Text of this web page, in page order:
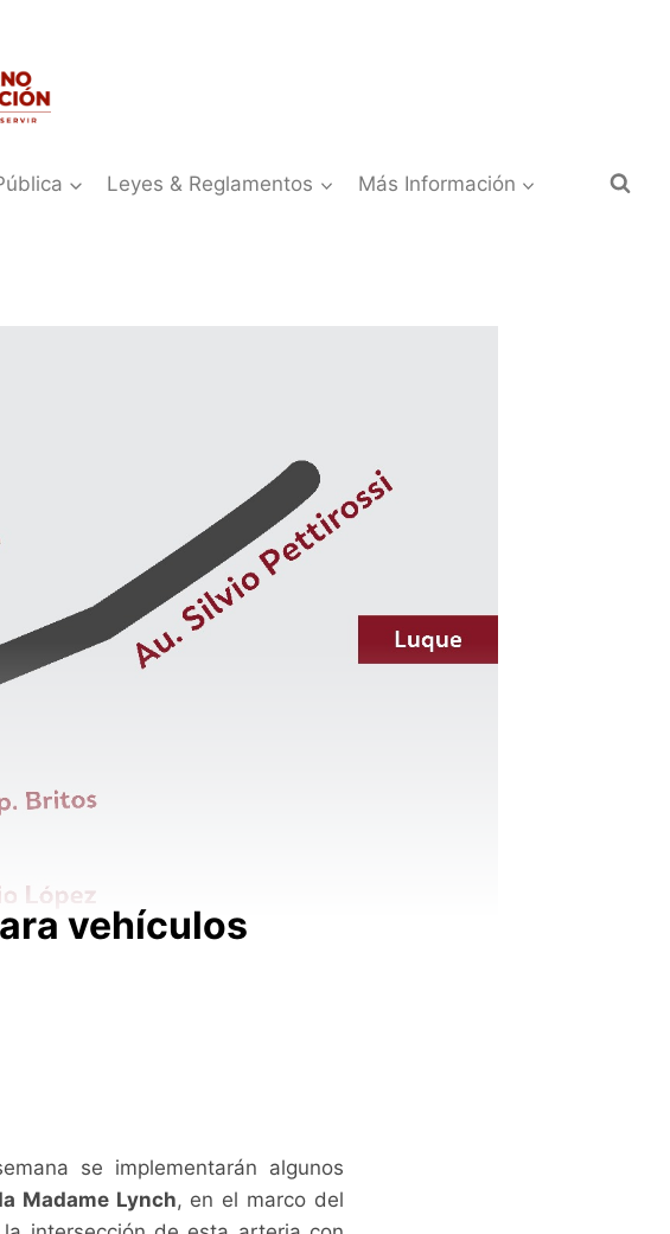
Leyes & Reglamentos Más Información
vehículos
se implementarán algunos
Madame Lynch, en el marco del